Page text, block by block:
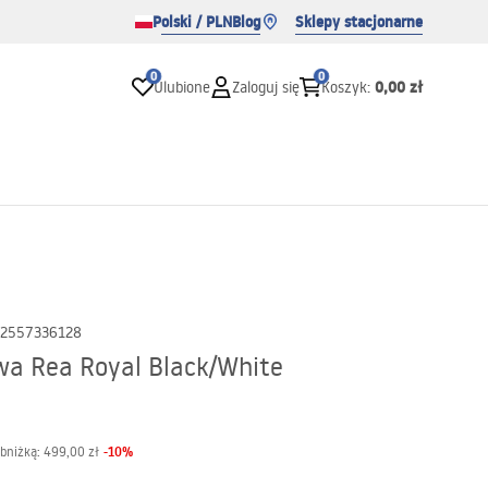
Polski / PLNBlog Sklepy stacjonarne
0
Ulubione Zaloguj się
0
Koszyk: 0,00 zł
Rea Royal Black/White
499,00 zł -10%